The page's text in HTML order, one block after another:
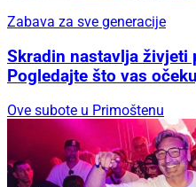
Zabava za sve generacije
Skradin nastavlja živjeti
Pogledajte što vas
Ove subote u Primoštenu